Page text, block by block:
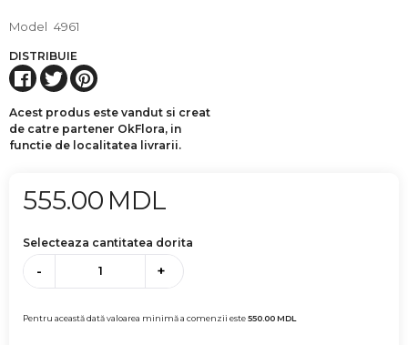
Model 4961
DISTRIBUIE
Acest produs este vandut si creat
de catre partener OkFlora, in
functie de localitatea livrarii.
555.00 MDL
Selecteaza cantitatea dorita
- +
Pentru această dată valoarea minimă a comenzii este550.00MDL